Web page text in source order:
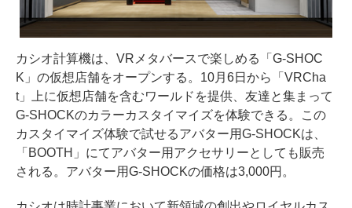
カシオ計算機は、VRメタバースで楽しめる「G-SHOC
K」の仮想店舗をオープンする。10月6日から「VRCha
t」上に仮想店舗を含むワールドを提供、友達と集まって
G-SHOCKのカラーカスタイマイズを体験できる。この
カスタイマイズ体験で試せるアバター用G-SHOCKは、
「BOOTH」にてアバター用アクセサリーとしても販売
される。アバター用G-SHOCKの価格は3,000円。